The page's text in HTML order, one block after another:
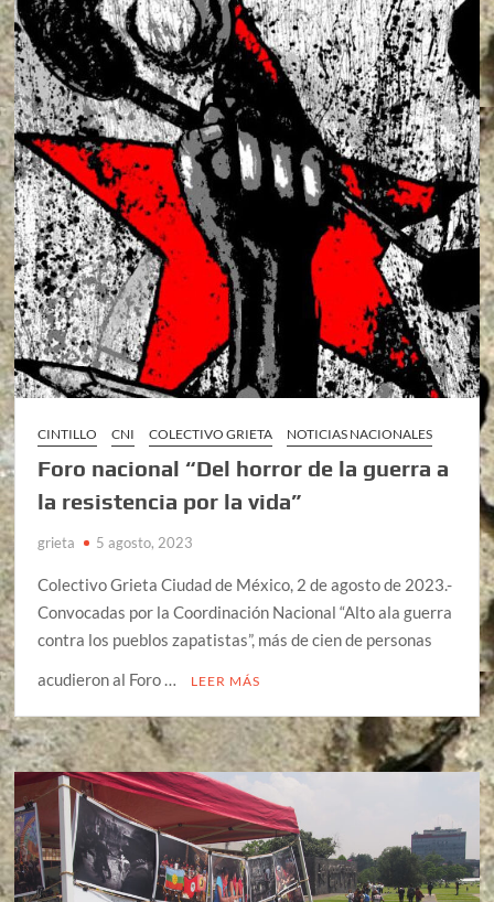
CINTILLO CNI COLECTIVO GRIETA NOTICIAS NACIONALES
Foro nacional “Del horror de la guerra a
la resistencia por la vida”
grieta 5 agosto, 2023
Colectivo Grieta Ciudad de México, 2 de agosto de 2023.-
Convocadas por la Coordinación Nacional “Alto ala guerra
contra los pueblos zapatistas”, más de cien de personas
acudieron al Foro …
LEER MÁS